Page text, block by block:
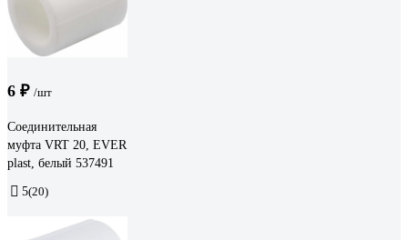
6 ₽ /шт
Соединительная
муфта VRT 20, EVER
plast, белый 537491
5(20)